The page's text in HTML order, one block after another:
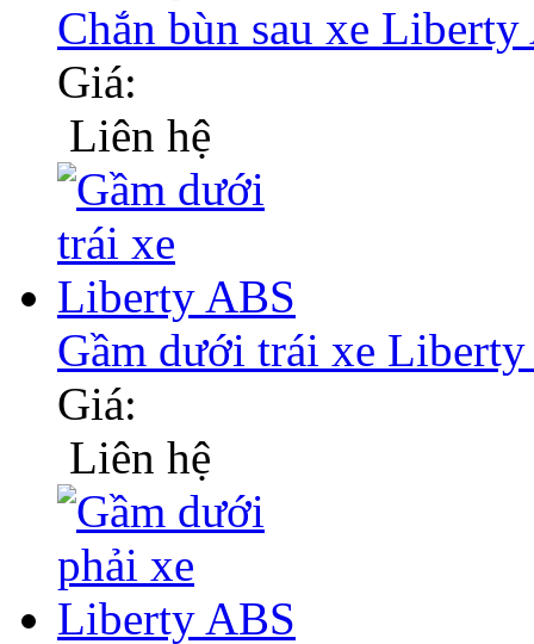
Chắn bùn sau xe Liberty
Giá:
Liên hệ
Gầm dưới trái xe
Giá:
Liên hệ